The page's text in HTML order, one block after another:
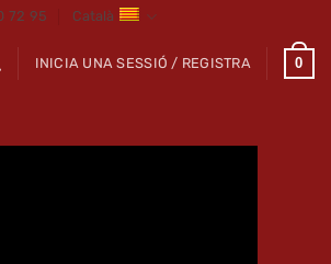
72 95 Català
INICIA UNA SESSIÓ / REGISTRA 0